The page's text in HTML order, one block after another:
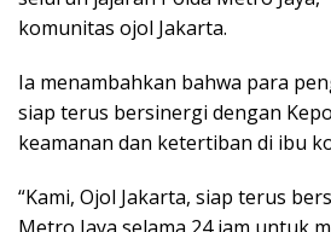
komunitas ojol Jakarta.
Ia menambahkan bahwa para
siap terus bersinergi dengan
keamanan dan ketertiban di ibu
“Kami, Ojol Jakarta, siap terus